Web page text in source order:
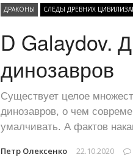
ДРАКОНЫ СЛЕДЫ ДРЕВНИХ
D Galaydov.
динозавров
Существует целое
динозавров, о чем
умалчивать. А фактов
Петр Олексенко 22.10.2020